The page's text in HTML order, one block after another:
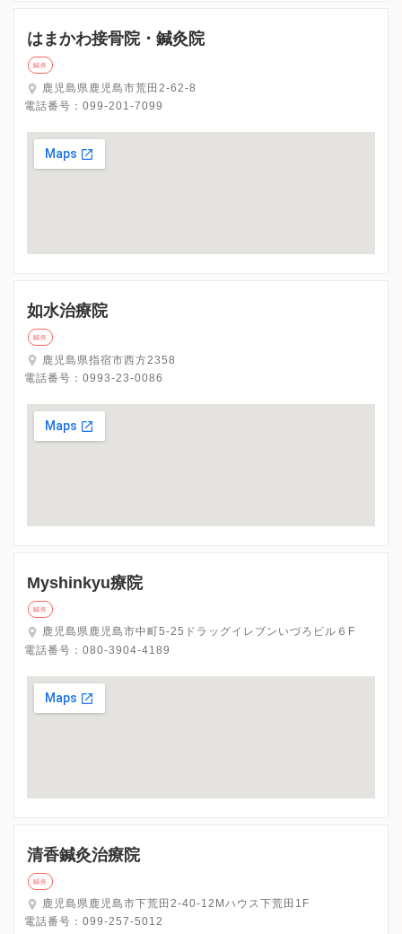
はまかわ接骨院・鍼灸院
鍼灸
鹿児島県鹿児島市荒田2-62-8
電話番号： 099-201-7099
如水治療院
鍼灸
鹿児島県指宿市西方2358
電話番号： 0993-23-0086
Myshinkyu療院
鍼灸
鹿児島県鹿児島市中町5-25ドラッグイレブンいづろビル６F
電話番号： 080-3904-4189
清香鍼灸治療院
鍼灸
鹿児島県鹿児島市下荒田2-40-12Mハウス下荒田1F
電話番号： 099-257-5012